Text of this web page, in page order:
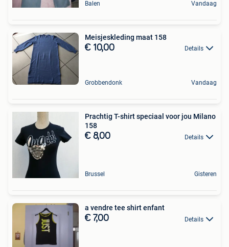
Balen Vandaag
Meisjeskleding maat 158
€ 10,00 Details
Grobbendonk Vandaag
Prachtig T-shirt speciaal voor jou Milano
158
€ 8,00 Details
Brussel Gisteren
a vendre tee shirt enfant
€ 7,00 Details